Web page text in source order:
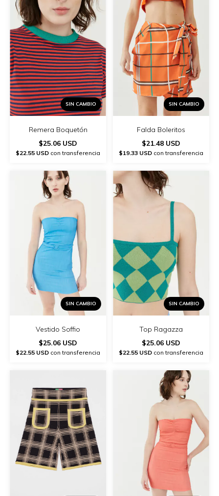
SIN CAMBIO
Remera Boquetón
$25.06 USD
$22.55 USD con transferencia
SIN CAMBIO
Falda Boleritos
$21.48 USD
$19.33 USD con transferencia
SIN CAMBIO
Vestido Soffio
$25.06 USD
$22.55 USD con transferencia
SIN CAMBIO
Top Ragazza
$25.06 USD
$22.55 USD con transferencia